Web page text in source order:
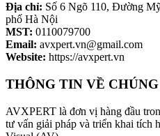
Địa chỉ: Số 6 Ngõ 110, Đường
phố Hà Nội
MST: 0110079700
Email: avxpert.vn@gmail.com
Website: https://avxpert.vn
THÔNG TIN VỀ
AVXPERT là đơn vị hàng đầu
tư vấn giải pháp và triển khai tích